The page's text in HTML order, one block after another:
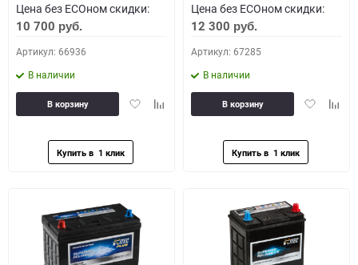
Цена без ECOном скидки:
10 700 руб.
Артикул: 66936
В наличии
ДобавитьДобавить
В корзину
Цена без ECOном скидки:
12 300 руб.
Артикул: 67285
В наличии
Добавить
В корзину